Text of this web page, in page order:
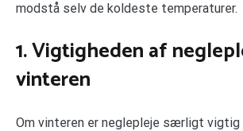
modstå selv de koldeste temperaturer.
1. Vigtigheden af
vinteren
Om vinteren er neglepleje særligt